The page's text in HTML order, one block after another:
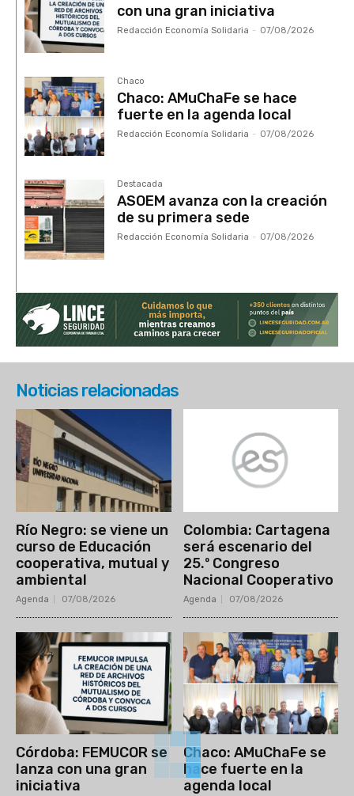
con una gran iniciativa
Redacción Economía Solidaria - 07/08/2026
Chaco
Chaco: AMuChaFe se hace
fuerte en la agenda local
Redacción Economía Solidaria - 07/08/2026
Destacada
ASOEM avanza con la creación
de su primera sede
Redacción Economía Solidaria - 07/08/2026
Noticias relacionadas
Río Negro: se viene un
curso de Educación
cooperativa, mutual y
ambiental
Agenda 07/08/2026
Colombia: Cartagena
será escenario del
25.º Congreso
Nacional Cooperativo
Agenda 07/08/2026
Córdoba: FEMUCOR se
lanza con una gran
iniciativa
Chaco: AMuChaFe se
hace fuerte en la
agenda local